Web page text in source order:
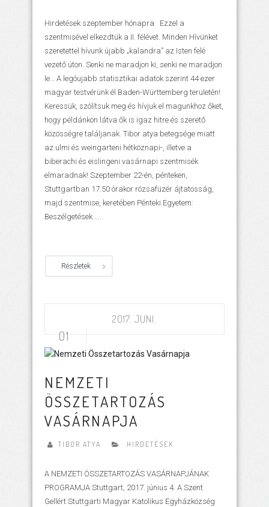
Hirdetések szeptember hónapra Ezzel a
szentmisével elkezdtük a II. félévet. Minden Hívünket
szeretettel hívunk újabb „kalandra” az Isten felé
vezető úton. Senki ne maradjon ki, senki ne maradjon
le… A legóujabb statisztikai adatok szerint 44 ezer
magyar testvérünk él Baden-Württemberg területén!
Keressük, szólítsuk meg és hívjuk el magunkhoz őket,
hogy példánkon látva ők is igaz hitre és szerető
közösségre találjanak. Tibor atya betegsége miatt
az ulmi és weingarteni hétköznapi-, illetve a
biberachi és eislingeni vasárnapi szentmisék
elmaradnak! Szeptember 22-én, pénteken,
Stuttgartban 17.50 órakor rózsafüzér ájtatosság,
majd szentmise, keretében Pénteki Egyetem:
Beszélgetések......
Részletek
2017. JUNI.
01
NEMZETI
ÖSSZETARTOZÁS
VASÁRNAPJA
TIBOR ATYA HIRDETÉSEK
A NEMZETI ÖSSZETARTOZÁS VASÁRNAPJÁNAK
PROGRAMJA Stuttgart, 2017. június 4. A Szent
Gellért Stuttgarti Magyar Katolikus Egyházközség